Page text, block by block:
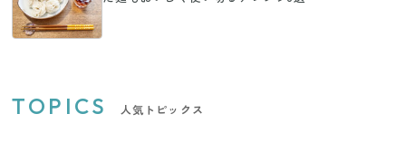
TOPICS 人気トピックス